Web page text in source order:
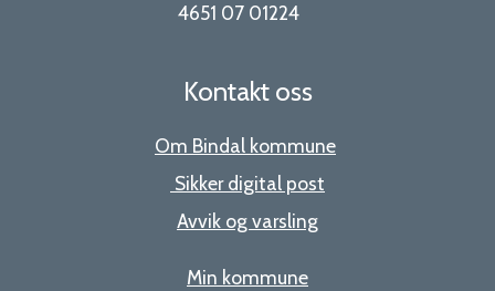
4651 07 01224
Kontakt oss
Om Bindal kommune
Sikker digital post
Avvik og varsling
Min kommune